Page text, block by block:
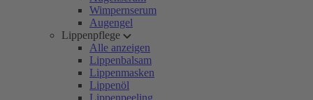
Wimpernserum
Augengel
Lippenpflege
Alle anzeigen
Lippenbalsam
Lippenmasken
Lippenöl
Lippenpeeling